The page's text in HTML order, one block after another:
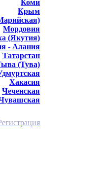
Коми
Крым
Мордовия
(Якутия)
- Алания
Татарстан
(Тува)
Хакасия
Чеченская